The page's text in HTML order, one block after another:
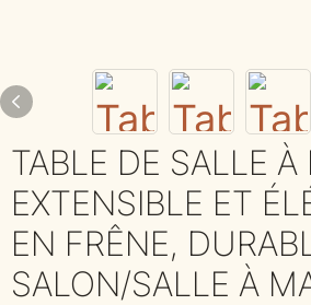
TABLE DE SALLE À
EXTENSIBLE ET
EN FRÊNE,
SALON/SALLE À